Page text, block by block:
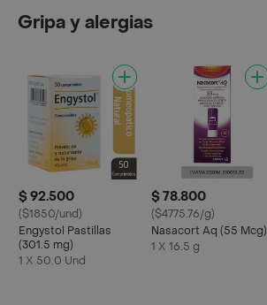
Gripa y alergias
$ 92.500
($1850/und)
Engystol Pastillas
(301.5 mg)
1 X 50.0 Und
$ 78.800
($4775.76/g)
Nasacort Aq (55 Mcg)
1 X 16.5 g